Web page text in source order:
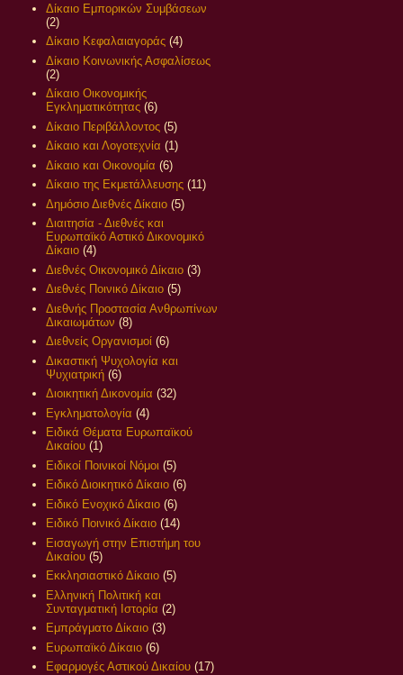
Δίκαιο Εμπορικών Συμβάσεων
(2)
Δίκαιο Κεφαλαιαγοράς (4)
Δίκαιο Κοινωνικής Ασφαλίσεως
(2)
Δίκαιο Οικονομικής
Εγκληματικότητας (6)
Δίκαιο Περιβάλλοντος (5)
Δίκαιο και Λογοτεχνία (1)
Δίκαιο και Οικονομία (6)
Δίκαιο της Εκμετάλλευσης (11)
Δημόσιο Διεθνές Δίκαιο (5)
Διαιτησία - Διεθνές και
Ευρωπαϊκό Αστικό Δικονομικό
Δίκαιο (4)
Διεθνές Οικονομικό Δίκαιο (3)
Διεθνές Ποινικό Δίκαιο (5)
Διεθνής Προστασία Ανθρωπίνων
Δικαιωμάτων (8)
Διεθνείς Οργανισμοί (6)
Δικαστική Ψυχολογία και
Ψυχιατρική (6)
Διοικητική Δικονομία (32)
Εγκληματολογία (4)
Ειδικά Θέματα Ευρωπαϊκού
Δικαίου (1)
Ειδικοί Ποινικοί Νόμοι (5)
Ειδικό Διοικητικό Δίκαιο (6)
Ειδικό Ενοχικό Δίκαιο (6)
Ειδικό Ποινικό Δίκαιο (14)
Εισαγωγή στην Επιστήμη του
Δικαίου (5)
Εκκλησιαστικό Δίκαιο (5)
Ελληνική Πολιτική και
Συνταγματική Ιστορία (2)
Εμπράγματο Δίκαιο (3)
Ευρωπαϊκό Δίκαιο (6)
Εφαρμογές Αστικού Δικαίου (17)